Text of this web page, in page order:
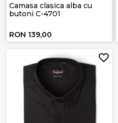
Camasa clasica alba cu
butoni C-4701
RON 139,00